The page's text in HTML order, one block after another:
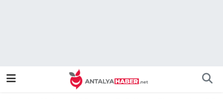
Namaz Vakitleri